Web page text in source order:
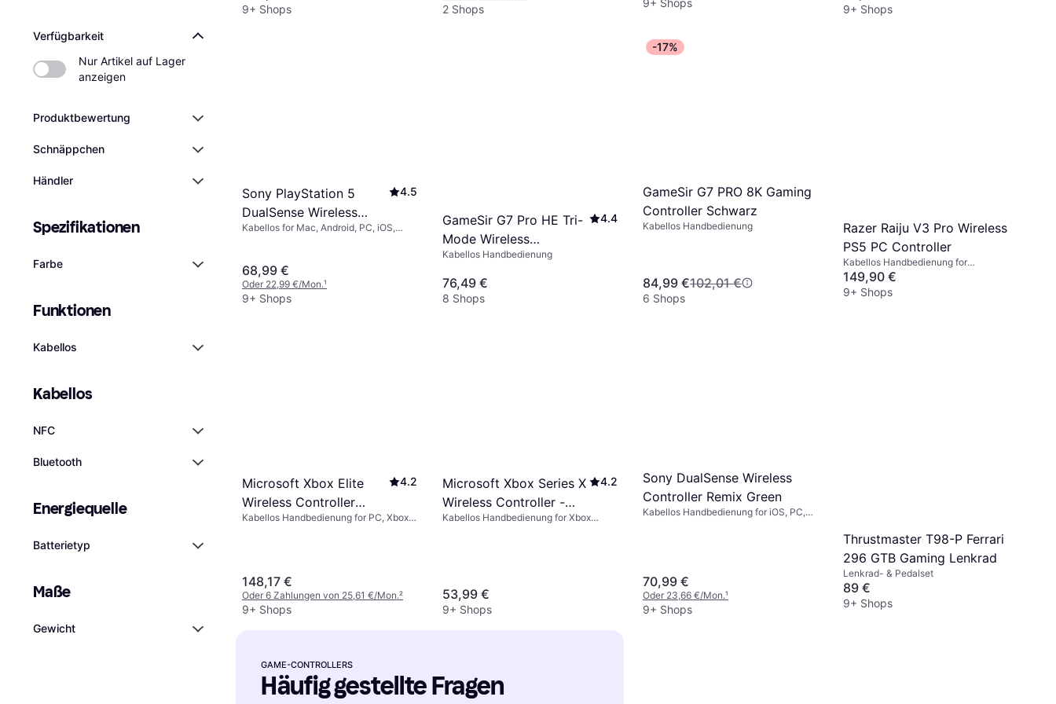
Verfügbarkeit
Nur Artikel auf Lager
anzeigen
Produktbewertung
Schnäppchen
Händler
Spezifikationen
Farbe
Funktionen
Kabellos
Kabellos
NFC
Bluetooth
Energiequelle
Batterietyp
Maße
Gewicht
9+ Shops 2 Shops 9+ Shops
Sony PlayStation 5
DualSense Wireless
Controller Techno Red
4.5
Kabellos for Mac, Android, PC, iOS,
68,99 €
Oder 22,99 €/Mon.¹
9+ Shops
GameSir G7 Pro HE Tri-
Mode Wireless
Controller
4.4
Kabellos Handbedienung
76,49 €
8 Shops
-17%
GameSir G7 PRO 8K Gaming
Controller Schwarz
Kabellos Handbedienung
84,99 €102,01 €
6 Shops
Razer Raiju V3 Pro Wireless
PS5 PC Controller
Kabellos Handbedienung for
PlayStation 5, PC
149,90 €
9+ Shops
Microsoft Xbox Elite
Wireless Controller
Series 2 - Black
4.2
Kabellos Handbedienung for PC, Xbox
148,17 €
Oder 6 Zahlungen von 25,61 €/Mon.²
9+ Shops
Microsoft Xbox Series X
Wireless Controller -
Black
4.2
Kabellos Handbedienung for Xbox
53,99 €
9+ Shops
Sony DualSense Wireless
Controller Remix Green
Kabellos Handbedienung for iOS, PC,
70,99 €
Oder 23,66 €/Mon.¹
9+ Shops
Thrustmaster T98-P Ferrari
296 GTB Gaming Lenkrad
Lenkrad- & Pedalset
89 €
9+ Shops
GAME-CONTROLLERS
Häufig gestellte Fragen